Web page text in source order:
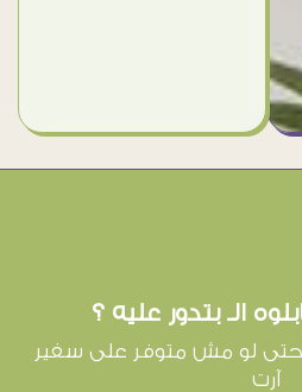
الـ بتدور عليه ؟
لو مش متوفر على سفير
آرت